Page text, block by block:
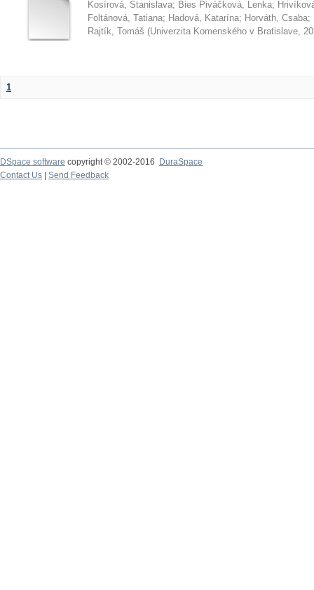
Kosírová, Stanislava; Bies Piváčková, Lenka;
Foltánová, Tatiana; Hadová, Katarína; Horváth, Csaba;
Rajtík, Tomáš (Univerzita Komenského v Bratislave,
1
DSpace software copyright © 2002-2016
DuraSpace
Contact Us
Send Feedback